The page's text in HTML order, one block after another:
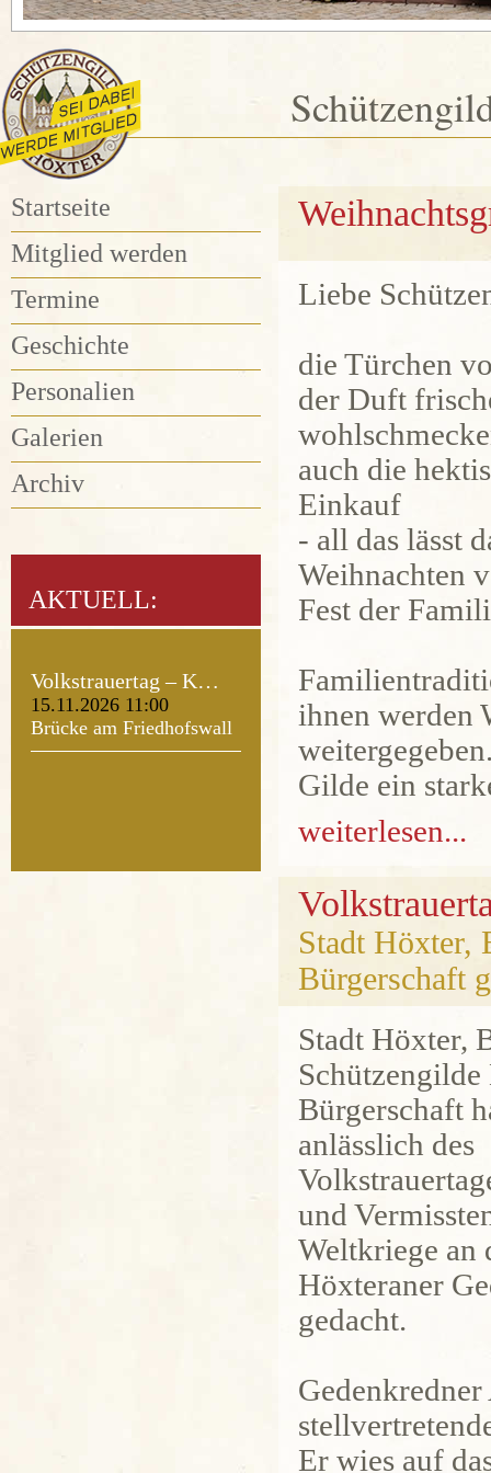
Startseite
Mitglied werden
Termine
Geschichte
Personalien
Galerien
Archiv
AKTUELL:
Volkstrauertag – K…
15.11.2026 11:00
Brücke am Friedhofswall
Liebe
die Türchen
der Duft
auch die
Einkauf
- all das lässt
Weihnachten
Fest der
ihnen werden
Gilde ein
weiterlesen...
Stadt Höxter,
Bürgerschaft
Stadt Höxter,
Bürgerschaft
anlässlich des
und
Weltkriege an
Höxteraner
gedacht.
Er wies auf